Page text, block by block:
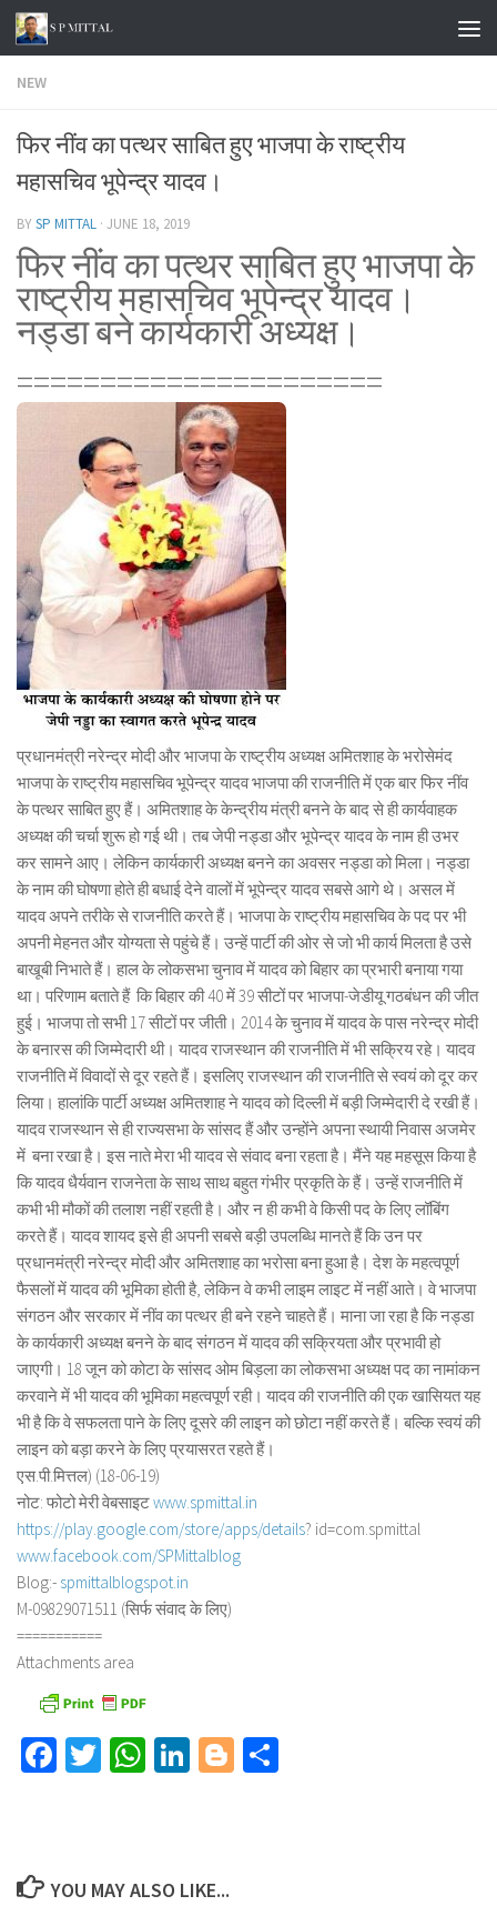
Skip to content
NEW
फिर नींव का पत्थर साबित हुए भाजपा के राष्ट्रीय
महासचिव भूपेन्द्र यादव।
BYSP MITTAL · JUNE 18, 2019
फिर नींव का पत्थर साबित हुए भाजपा के
राष्ट्रीय महासचिव भूपेन्द्र यादव।
नड्डा बने कार्यकारी अध्यक्ष।
======================
प्रधानमंत्री नरेन्द्र मोदी और भाजपा के राष्ट्रीय अध्यक्ष अमितशाह के भरोसेमंद
भाजपा के राष्ट्रीय महासचिव भूपेन्द्र यादव भाजपा की राजनीति में एक बार फिर नींव
के पत्थर साबित हुए हैं। अमितशाह के केन्द्रीय मंत्री बनने के बाद से ही कार्यवाहक
अध्यक्ष की चर्चा शुरू हो गई थी। तब जेपी नड्डा और भूपेन्द्र यादव के नाम ही उभर
कर सामने आए। लेकिन कार्यकारी अध्यक्ष बनने का अवसर नड्डा को मिला। नड्डा
के नाम की घोषणा होते ही बधाई देने वालों में भूपेन्द्र यादव सबसे आगे थे। असल में
यादव अपने तरीके से राजनीति करते हैं। भाजपा के राष्ट्रीय महासचिव के पद पर भी
अपनी मेहनत और योग्यता से पहुंचे हैं। उन्हें पार्टी की ओर से जो भी कार्य मिलता है उसे
बाखूबी निभाते हैं। हाल के लोकसभा चुनाव में यादव को बिहार का प्रभारी बनाया गया
था। परिणाम बताते हैं कि बिहार की 40 में 39 सीटों पर भाजपा-जेडीयू गठबंधन की जीत
हुई। भाजपा तो सभी 17 सीटों पर जीती। 2014 के चुनाव में यादव के पास नरेन्द्र मोदी
के बनारस की जिम्मेदारी थी। यादव राजस्थान की राजनीति में भी सक्रिय रहे। यादव
राजनीति में विवादों से दूर रहते हैं। इसलिए राजस्थान की राजनीति से स्वयं को दूर कर
लिया। हालांकि पार्टी अध्यक्ष अमितशाह ने यादव को दिल्ली में बड़ी जिम्मेदारी दे रखी हैं।
यादव राजस्थान से ही राज्यसभा के सांसद हैं और उन्होंने अपना स्थायी निवास अजमेर
में बना रखा है। इस नाते मेरा भी यादव से संवाद बना रहता है। मैंने यह महसूस किया है
कि यादव धैर्यवान राजनेता के साथ साथ बहुत गंभीर प्रकृति के हैं। उन्हें राजनीति में
कभी भी मौकों की तलाश नहीं रहती है। और न ही कभी वे किसी पद के लिए लॉबिंग
करते हैं। यादव शायद इसे ही अपनी सबसे बड़ी उपलब्धि मानते हैं कि उन पर
प्रधानमंत्री नरेन्द्र मोदी और अमितशाह का भरोसा बना हुआ है। देश के महत्वपूर्ण
फैसलों में यादव की भूमिका होती है, लेकिन वे कभी लाइम लाइट में नहीं आते। वे भाजपा
संगठन और सरकार में नींव का पत्थर ही बने रहने चाहते हैं। माना जा रहा है कि नड्डा
के कार्यकारी अध्यक्ष बनने के बाद संगठन में यादव की सक्रियता और प्रभावी हो
जाएगी। 18 जून को कोटा के सांसद ओम बिड़ला का लोकसभा अध्यक्ष पद का नामांकन
करवाने में भी यादव की भूमिका महत्वपूर्ण रही। यादव की राजनीति की एक खासियत यह
भी है कि वे सफलता पाने के लिए दूसरे की लाइन को छोटा नहीं करते हैं। बल्कि स्वयं की
लाइन को बड़ा करने के लिए प्रयासरत रहते हैं।
एस.पी.मित्तल) (18-06-19)
नोट: फोटो मेरी वेबसाइटwww.spmittal.in
https://play.google.com/store/apps/details? id=com.spmittal
www.facebook.com/SPMittalblog
Blog:- spmittalblogspot.in
M-09829071511 (सिर्फ संवाद के लिए)
===========
Attachments area
Facebook
TwitterWhatsApp
LinkedIn
Blogger
YOU MAY ALSO LIKE...